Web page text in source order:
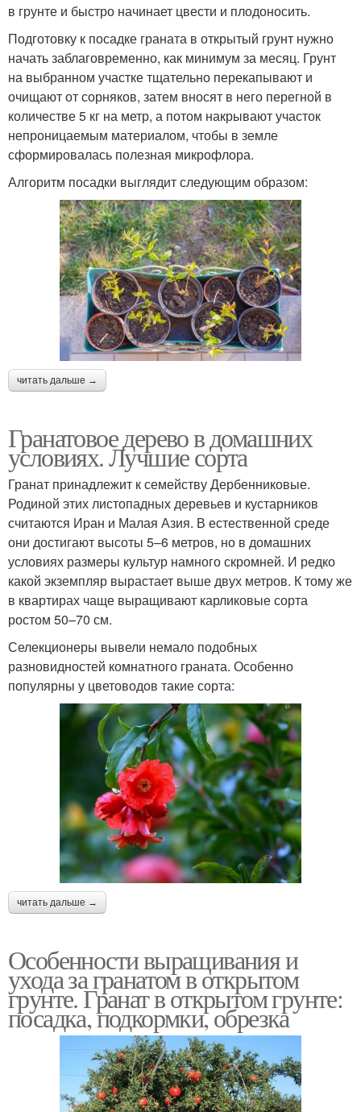
в грунте и быстро начинает цвести и плодоносить.
Подготовку к посадке граната в открытый грунт нужно
начать заблаговременно, как минимум за месяц. Грунт
на выбранном участке тщательно перекапывают и
очищают от сорняков, затем вносят в него перегной в
количестве 5 кг на метр, а потом накрывают участок
непроницаемым материалом, чтобы в земле
сформировалась полезная микрофлора.
Алгоритм посадки выглядит следующим образом:
читать дальше →
Гранатовое дерево в домашних
условиях. Лучшие сорта
Гранат принадлежит к семейству Дербенниковые.
Родиной этих листопадных деревьев и кустарников
считаются Иран и Малая Азия. В естественной среде
они достигают высоты 5–6 метров, но в домашних
условиях размеры культур намного скромней. И редко
какой экземпляр вырастает выше двух метров. К тому же
в квартирах чаще выращивают карликовые сорта
ростом 50–70 см.
Селекционеры вывели немало подобных
разновидностей комнатного граната. Особенно
популярны у цветоводов такие сорта:
читать дальше →
Особенности выращивания и
ухода за гранатом в открытом
грунте. Гранат в открытом грунте:
посадка, подкормки, обрезка